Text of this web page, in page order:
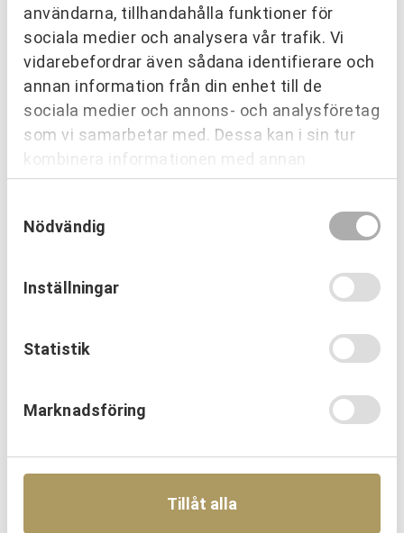
användarna, tillhandahålla funktioner för
sociala medier och analysera vår trafik. Vi
vidarebefordrar även sådana identifierare och
annan information från din enhet till de
sociala medier och annons- och analysföretag
som vi samarbetar med. Dessa kan i sin tur
kombinera informationen med annan
information som du har tillhandahållit eller
som de har samlat in när du har använt deras
tjänster.
Nödvändig
Inställningar
Statistik
Marknadsföring
Tillåt alla
EVENT & AKTIVITETER PROFIL & KOMMUNIKATION
OM URKRAFT
SENASTE NYHETERNA
PARTNERING & SAMVERKAN
bygger vi framtidens Norrköping